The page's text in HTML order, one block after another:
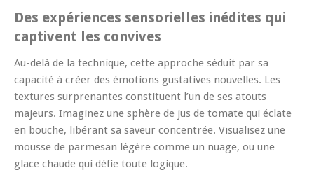
Des expériences sensorielles inédites qui
captivent les convives
Au-delà de la technique, cette approche séduit par sa
capacité à créer des émotions gustatives nouvelles. Les
textures surprenantes constituent l’un de ses atouts
majeurs. Imaginez une sphère de jus de tomate qui éclate
en bouche, libérant sa saveur concentrée. Visualisez une
mousse de parmesan légère comme un nuage, ou une
glace chaude qui défie toute logique.